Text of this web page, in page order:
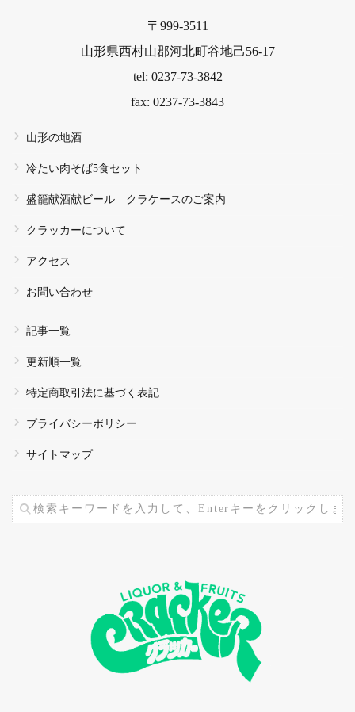
〒999-3511
山形県西村山郡河北町谷地己56-17
tel: 0237-73-3842
fax: 0237-73-3843
山形の地酒
冷たい肉そば5食セット
盛籠献酒献ビール クラケースのご案内
クラッカーについて
アクセス
お問い合わせ
記事一覧
更新順一覧
特定商取引法に基づく表記
プライバシーポリシー
サイトマップ